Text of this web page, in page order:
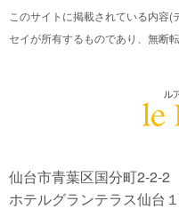
このサイトに掲載されている内容
セイが所有するものであり、無断
仙台市青葉区国分町2-2-2
ホテルグランテラス仙台